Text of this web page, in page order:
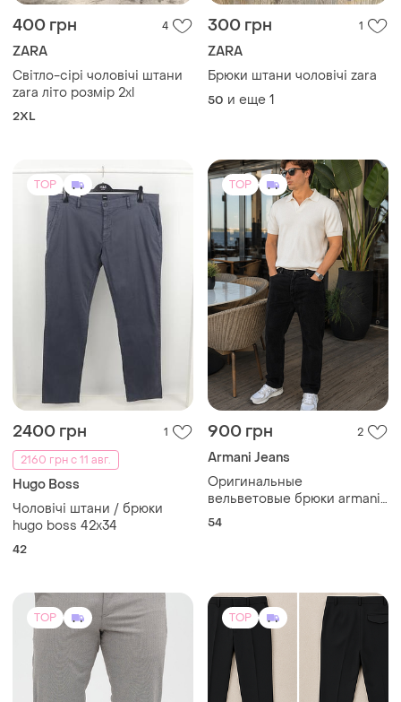
400 грн 4
ZARA
Світло-сірі чоловічі штани
zara літо розмір 2xl
2XL
300 грн 1
ZARA
Брюки штани чоловічі zara
50 и еще 1
TOP
2400 грн
1
2160 грн с 11 авг.
Hugo Boss
Чоловічі штани / брюки
hugo boss 42x34
42
TOP
900 грн 2
Armani Jeans
Оригинальные
вельветовые брюки armani
jeans черные w34 l33 xl 54
54
TOP TOP